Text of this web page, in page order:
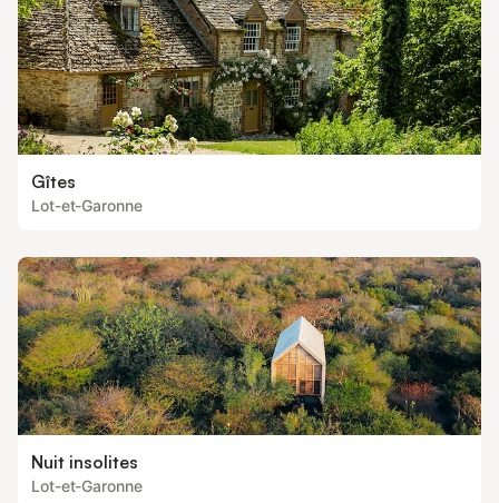
Gîtes
Lot-et-Garonne
Nuit insolites
Lot-et-Garonne